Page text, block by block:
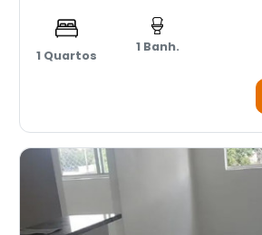
1 Quartos
1 Banh.